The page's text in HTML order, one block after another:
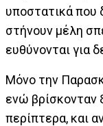
υποστατικά που
στήνουν μέλη
ευθύνονται για
Μόνο την
ενώ βρίσκονταν
περίπτερα, και